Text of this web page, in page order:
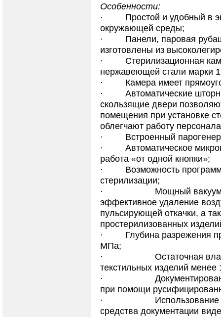
Особенности:
·
Простой и удобный в
окружающей среды;
·
Панели, паровая
изготовлены из
·
Стерилизационная
нержавеющей стали марки
·
Камера имеет
·
Автоматические
скользящие двери
помещения при установке
облегчают работу
·
Встроенный
·
Автоматическое
работа «от одной кнопки»;
·
Возможность
стерилизации;
·
Мощный
эффективное удаление
пульсирующей откачки, а
простерилизованных
·
Глубина разрежения
МПа;
·
Остаточная
текстильных изделий менее
·
при помощи
·
Использование в
средства документации